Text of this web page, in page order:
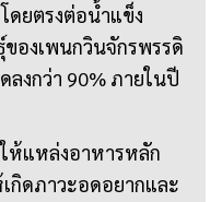
ดยตรงต่อน้ำแข็ง
องเพนกวินจักรพรรดิ
ลงกว่า 90% ภายในปี
ห้แหล่งอาหารหลัก
กิดภาวะอดอยากและ